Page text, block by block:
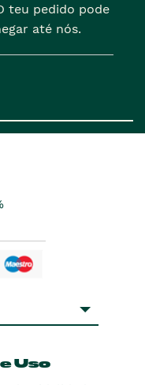
teu pedido pode
até nós.
Uso